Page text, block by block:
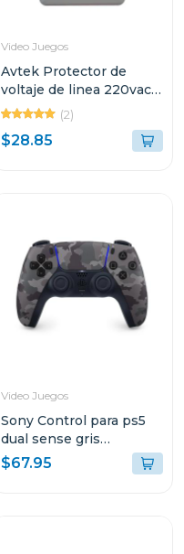
Video Juegos
Avtek Protector de
voltaje de linea 220vac
supresor de alta
capacidad pebas-
b230/21j
(2)
$28.85
Video Juegos
Sony Control para ps5
dual sense gris
camuflaje
$67.95